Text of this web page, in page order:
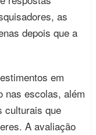
as
depois que a
em
nas escolas, além
culturais que
A avaliação